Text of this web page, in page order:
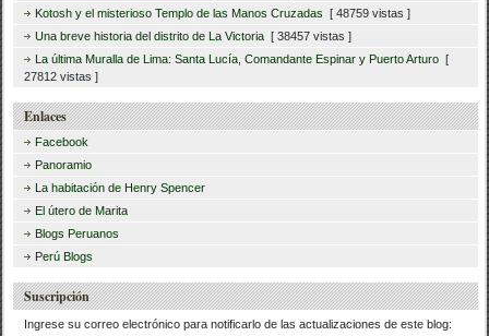
Kotosh y el misterioso Templo de las Manos Cruzadas [ 48759 vistas ]
Una breve historia del distrito de La Victoria [ 38457 vistas ]
La última Muralla de Lima: Santa Lucía, Comandante Espinar y Puerto Arturo [
27812 vistas ]
Enlaces
Facebook
Panoramio
La habitación de Henry Spencer
El útero de Marita
Blogs Peruanos
Perú Blogs
Suscripción
Ingrese su correo electrónico para notificarlo de las actualizaciones de este blog: